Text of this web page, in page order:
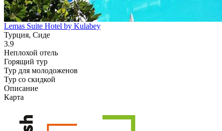
Lemas Suite Hotel by Kulabey
Турция, Сиде
3.9
Неплохой отель
Горящий тур
Тур для молодоженов
Тур со скидкой
Описание
Карта